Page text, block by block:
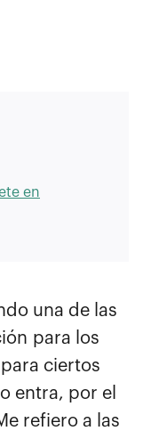
en
una de las
para los
ciertos
entra, por el
refiero a las